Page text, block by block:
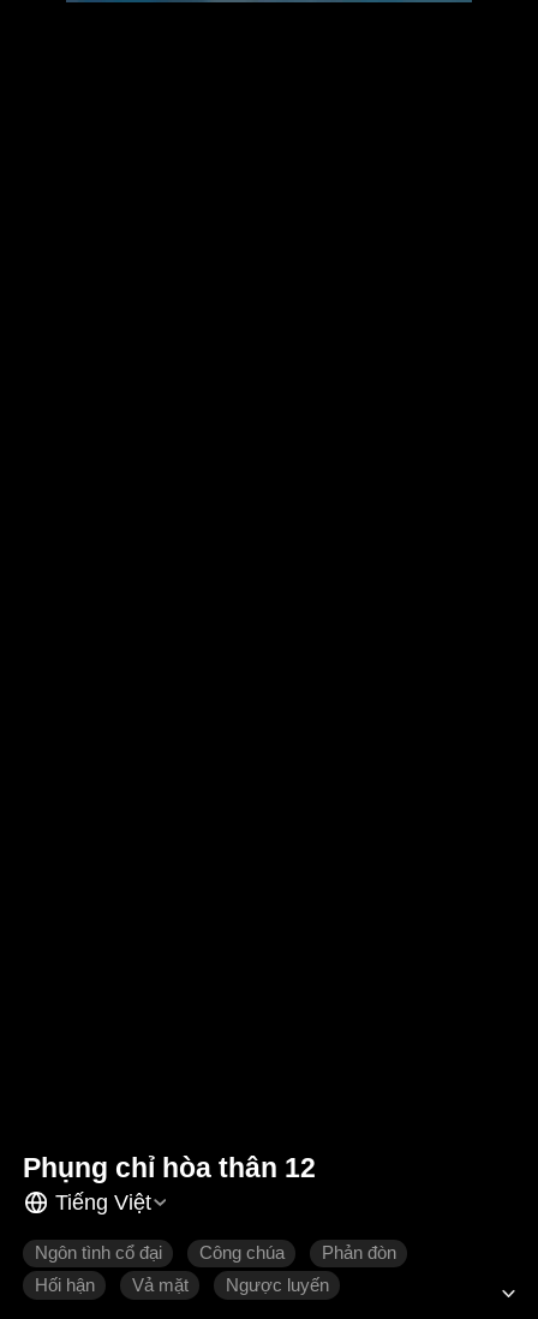
Phụng chỉ hòa thân 12
Tiếng Việt
Ngôn tình cổ đại Công chúa
Phản đòn
Hối hận
Vả mặt Ngược luyến